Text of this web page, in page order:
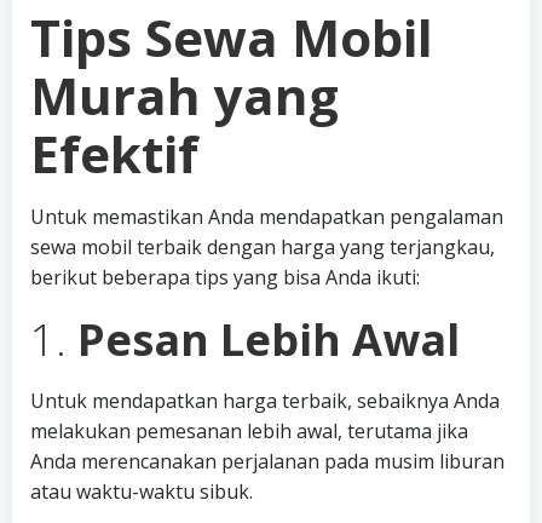
Tips Sewa Mobil
Murah yang
Efektif
Untuk memastikan Anda mendapatkan pengalaman
sewa mobil terbaik dengan harga yang terjangkau,
berikut beberapa tips yang bisa Anda ikuti:
1. Pesan Lebih Awal
Untuk mendapatkan harga terbaik, sebaiknya Anda
melakukan pemesanan lebih awal, terutama jika
Anda merencanakan perjalanan pada musim liburan
atau waktu-waktu sibuk.